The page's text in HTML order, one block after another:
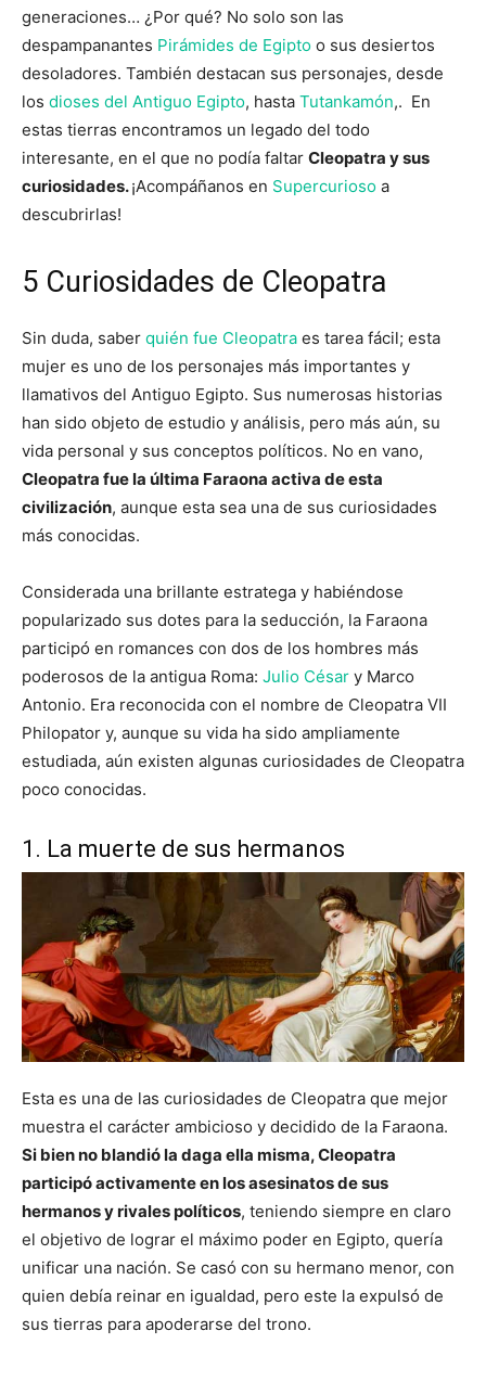
generaciones… ¿Por qué? No solo son las
despampanantes Pirámides de Egipto o sus desiertos
desoladores. También destacan sus personajes, desde
los dioses del Antiguo Egipto, hasta Tutankamón,. En
estas tierras encontramos un legado del todo
interesante, en el que no podía faltar Cleopatra y sus
curiosidades.¡Acompáñanos en Supercurioso a
descubrirlas!
5 Curiosidades de Cleopatra
Sin duda, saber quién fue Cleopatra es tarea fácil; esta
mujer es uno de los personajes más importantes y
llamativos del Antiguo Egipto. Sus numerosas historias
han sido objeto de estudio y análisis, pero más aún, su
vida personal y sus conceptos políticos. No en vano,
Cleopatra fue la última Faraona activa de esta
civilización, aunque esta sea una de sus curiosidades
más conocidas.
Considerada una brillante estratega y habiéndose
popularizado sus dotes para la seducción, la Faraona
participó en romances con dos de los hombres más
poderosos de la antigua Roma: Julio César y Marco
Antonio. Era reconocida con el nombre de Cleopatra VII
Philopator y, aunque su vida ha sido ampliamente
estudiada, aún existen algunas curiosidades de Cleopatra
poco conocidas.
1. La muerte de sus hermanos
Esta es una de las curiosidades de Cleopatra que mejor
muestra el carácter ambicioso y decidido de la Faraona.
Si bien no blandió la daga ella misma, Cleopatra
participó activamente en los asesinatos de sus
hermanos y rivales políticos, teniendo siempre en claro
el objetivo de lograr el máximo poder en Egipto, quería
unificar una nación. Se casó con su hermano menor, con
quien debía reinar en igualdad, pero este la expulsó de
sus tierras para apoderarse del trono.